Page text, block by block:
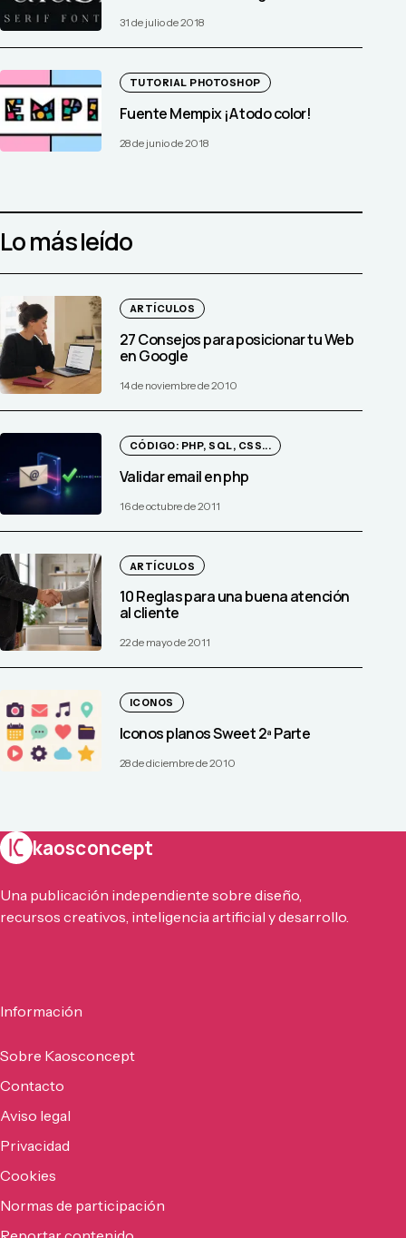
31 de julio de 2018
TUTORIAL PHOTOSHOP
Fuente Mempix ¡A todo color!
28 de junio de 2018
Lo más leído
ARTÍCULOS
27 Consejos para posicionar tu Web
en Google
14 de noviembre de 2010
CÓDIGO: PHP, SQL, CSS...
Validar email en php
16 de octubre de 2011
ARTÍCULOS
10 Reglas para una buena atención
al cliente
22 de mayo de 2011
ICONOS
Iconos planos Sweet 2ª Parte
28 de diciembre de 2010
kaosconcept
Una publicación independiente sobre diseño,
recursos creativos, inteligencia artificial y desarrollo.
Información
Sobre Kaosconcept
Contacto
Aviso legal
Privacidad
Cookies
Normas de participación